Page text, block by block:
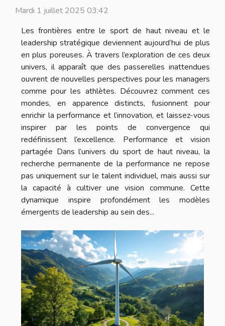
Mardi 1 juillet 2025 03:42
Les frontières entre le sport de haut niveau et le
leadership stratégique deviennent aujourd’hui de plus
en plus poreuses. À travers l’exploration de ces deux
univers, il apparaît que des passerelles inattendues
ouvrent de nouvelles perspectives pour les managers
comme pour les athlètes. Découvrez comment ces
mondes, en apparence distincts, fusionnent pour
enrichir la performance et l’innovation, et laissez-vous
inspirer par les points de convergence qui
redéfinissent l’excellence. Performance et vision
partagée Dans l’univers du sport de haut niveau, la
recherche permanente de la performance ne repose
pas uniquement sur le talent individuel, mais aussi sur
la capacité à cultiver une vision commune. Cette
dynamique inspire profondément les modèles
émergents de leadership au sein des...